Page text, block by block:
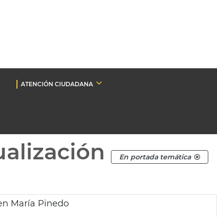
ATENCIÓN CIUDADANA
En portada temática
María Pinedo